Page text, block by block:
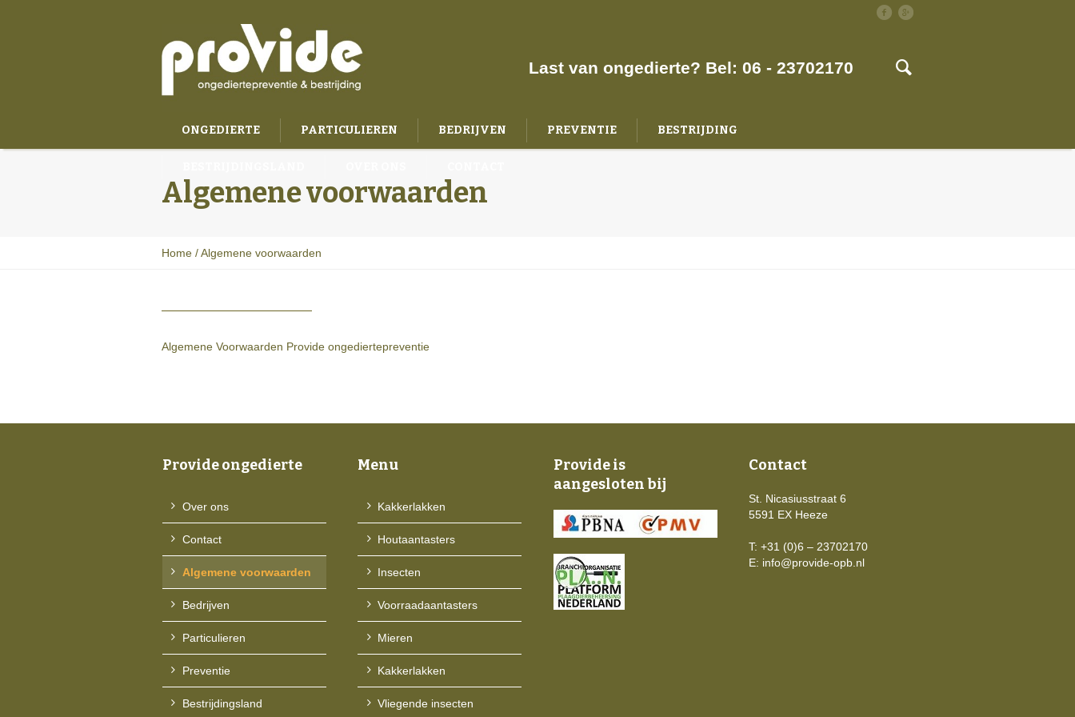
Last van ongedierte? Bel: 06 - 23702170
ONGEDIERTE PARTICULIEREN BEDRIJVEN PREVENTIE BESTRIJDING
Algemene voorwaarden
Home /Algemene voorwaarden
Algemene Voorwaarden Provide ongediertepreventie
Provide ongedierte
Over ons
Contact
Algemene voorwaarden
Bedrijven
Particulieren
Preventie
Bestrijdingsland
Menu
Kakkerlakken
Houtaantasters
Insecten
Voorraadaantasters
Mieren
Kakkerlakken
Vliegende insecten
Provide is
aangesloten bij
Contact
St. Nicasiusstraat 6
5591 EX Heeze
T: +31 (0)6 – 23702170
E: info@provide-opb.nl